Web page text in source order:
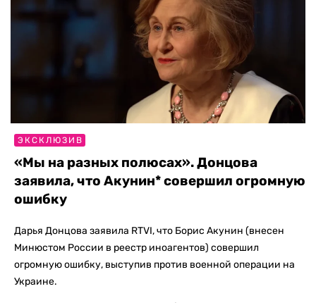
ЭКСКЛЮЗИВ
«Мы на разных полюсах». Донцова
заявила, что Акунин* совершил огромную
ошибку
Дарья Донцова заявила RTVI, что Борис Акунин (внесен
Минюстом России в реестр иноагентов) совершил
огромную ошибку, выступив против военной операции на
Украине.